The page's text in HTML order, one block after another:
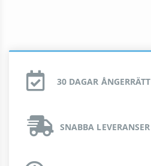
30 DAGAR ÅNGERRÄTT
SNABBA LEVERANSER